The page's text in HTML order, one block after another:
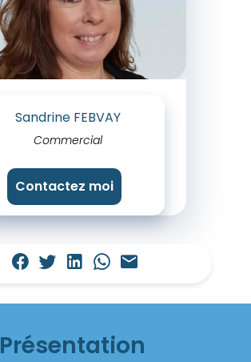
Sandrine FEBVAY
Commercial
Contactez moi
Présentation